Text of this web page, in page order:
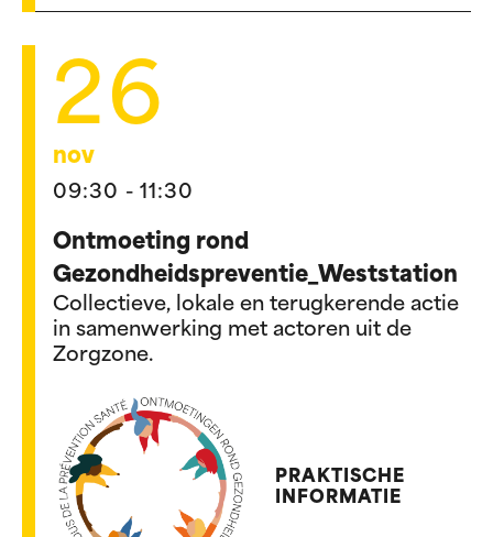
26
nov
09:30 - 11:30
Ontmoeting rond
Gezondheidspreventie_Weststation
Collectieve, lokale en terugkerende actie
in samenwerking met actoren uit de
Zorgzone.
PRAKTISCHE
INFORMATIE